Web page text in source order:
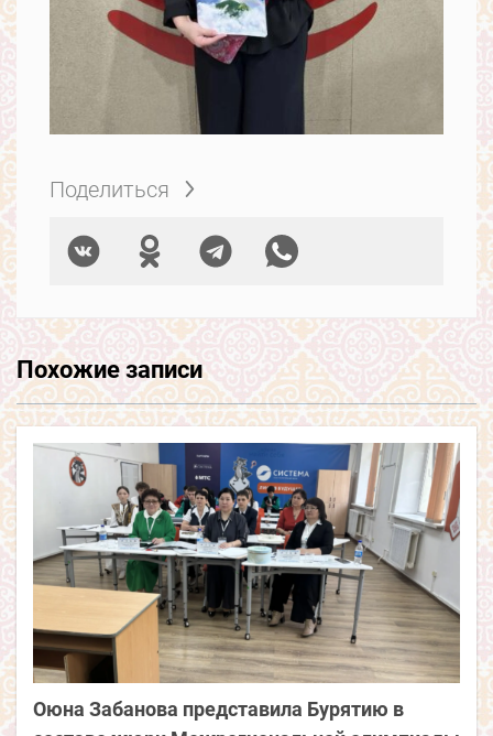
Поделиться
Похожие записи
Оюна Забанова представила Бурятию в